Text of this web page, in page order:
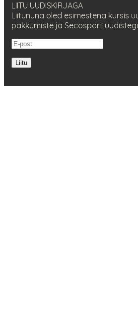
LIITU UUDISKIRJAGA
Liitununa oled esimestena kursis
pakkumiste ja Secosport
Liitu